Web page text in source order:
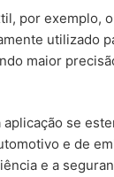
por exemplo, o
utilizado
maior
se
e de
e a